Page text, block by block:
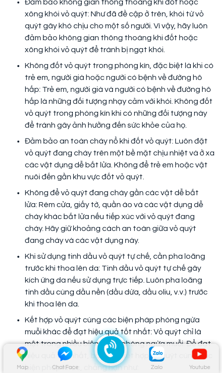
Map Chat Face Zalo Youtube
Đảm bảo không gian thông thoáng khi đốt hoặc
xông khói vỏ quýt: Như đã đề cập ở trên, khói từ vỏ
quýt gây khó chịu cho một số người. Vì vậy, hãy luôn
đảm bảo không gian thông thoáng khi đốt hoặc
xông khói vỏ quýt để tránh bị ngạt khói.
Không đốt vỏ quýt trong phòng kín, đặc biệt là khi có
trẻ em, người già hoặc người có bệnh về đường hô
hấp: Trẻ em, người già và người có bệnh về đường hô
hấp là những đối tượng nhạy cảm với khói. Không đốt
vỏ quýt trong phòng kín khi có những đối tượng này
để tránh gây ảnh hưởng đến sức khỏe của họ.
Đảm bảo an toàn cháy nổ khi đốt vỏ quýt: Luôn đặt
vỏ quýt đang cháy trên một bề mặt chịu nhiệt và ở xa
các vật dụng dễ bắt lửa. Không để trẻ em hoặc vật
nuôi đến gần khu vực đốt vỏ quýt.
Không để vỏ quýt đang cháy gần các vật dễ bắt
lửa: Rèm cửa, giấy tờ, quần áo và các vật dụng dễ
cháy khác bắt lửa nếu tiếp xúc với vỏ quýt đang
cháy. Hãy giữ khoảng cách an toàn giữa vỏ quýt
đang cháy và các vật dụng này.
Khi sử dụng tinh dầu vỏ quýt tự chế, cần pha loãng
trước khi thoa lên da: Tinh dầu vỏ quýt tự chế gây
kích ứng da nếu sử dụng trực tiếp. Luôn pha loãng
tinh dầu cùng dầu nền (dầu dừa, dầu oliu, v.v.) trước
khi thoa lên da.
Kết hợp vỏ quýt cùng các biện pháp phòng ngừa
muỗi khác để đạt hiệu quả tốt nhất: Vỏ quýt chỉ là
một trong nhiều biện pháp phòng ngừa muỗi. Để đạt
hiệu quả tốt nhất, bạn nên kết hợp vỏ quýt cùng các
biện pháp khác, chẳng hạn như: